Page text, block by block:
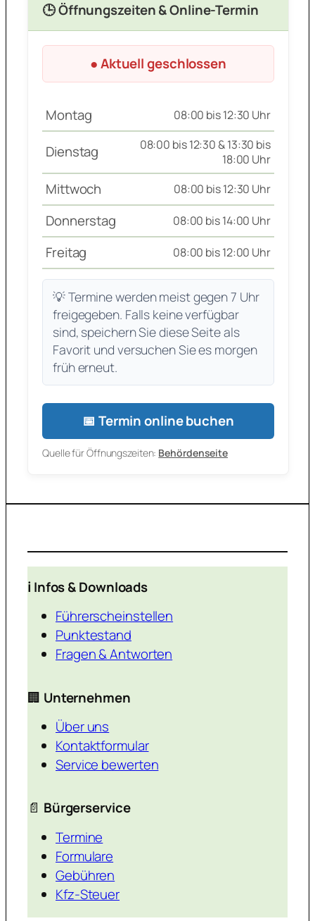
🕒 Öffnungszeiten & Online-Termin
● Aktuell geschlossen
Montag 08:00 bis 12:30 Uhr
Dienstag
08:00 bis 12:30 & 13:30 bis
18:00 Uhr
Mittwoch 08:00 bis 12:30 Uhr
Donnerstag 08:00 bis 14:00 Uhr
Freitag 08:00 bis 12:00 Uhr
💡 Termine werden meist gegen 7 Uhr
freigegeben. Falls keine verfügbar
sind, speichern Sie diese Seite als
Favorit und versuchen Sie es morgen
früh erneut.
📅 Termin online buchen
Quelle für Öffnungszeiten: Behördenseite
ℹ️ Infos & Downloads
Führerscheinstellen
Punktestand
Fragen & Antworten
🏢 Unternehmen
Über uns
Kontaktformular
Service bewerten
📄 Bürgerservice
Termine
Formulare
Gebühren
Kfz-Steuer